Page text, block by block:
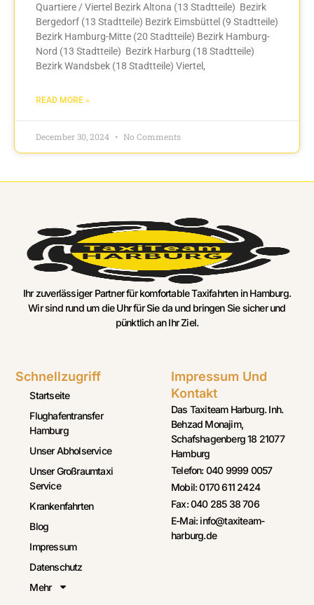
Quartiere / Viertel Bezirk Altona (13 Stadtteile) Bezirk
Bergedorf (13 Stadtteile) Bezirk Eimsbüttel (9 Stadtteile)
Bezirk Hamburg-Mitte (20 Stadtteile) Bezirk Hamburg-
Nord (13 Stadtteile) Bezirk Harburg (18 Stadtteile)
Bezirk Wandsbek (18 Stadtteile) Viertel,
READ MORE »
December 30, 2024 No Comments
Ihr zuverlässiger Partner für komfortable Taxifahrten in Hamburg.
Wir sind rund um die Uhr für Sie da und bringen Sie sicher und
pünktlich an Ihr Ziel.
Schnellzugriff
Startseite
Flughafentransfer
Hamburg
Unser Abholservice
Unser Großraumtaxi
Service
Krankenfahrten
Blog
Impressum
Datenschutz
Mehr
Impressum Und
Kontakt
Das Taxiteam Harburg. Inh.
Behzad Monajim,
Schafshagenberg 18 21077
Hamburg
Telefon: 040 9999 0057
Mobil: 0170 611 2424
Fax: 040 285 38 706
E-Mai: info@taxiteam-
harburg.de